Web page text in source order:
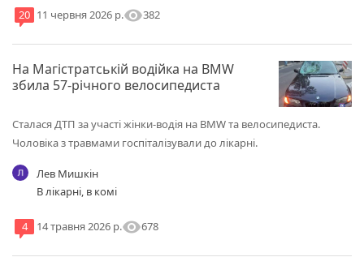
встиг гальмівну ти і ніфіга не дивився по показники повороту,
бо він якраз рухався з гори, а потім йому підгору і там
Або варіант подруга їхала, повернула, побачила вєлік і
тормознула на переході, а пацан в'їхав, нема відео руху - тут
хто більше занесе слідчому - той і виграв справу це 100 пудів
20 11 червня 2026 р.visibility382
На Магістратській водійка на BMW
збила 57-річного велосипедиста
Сталася ДТП за участі жінки-водія на BMW та велосипедиста.
Чоловіка з травмами госпіталізували до лікарні.
Лев Мишкін
В лікарні, в комі
4 14 травня 2026 р.visibility678